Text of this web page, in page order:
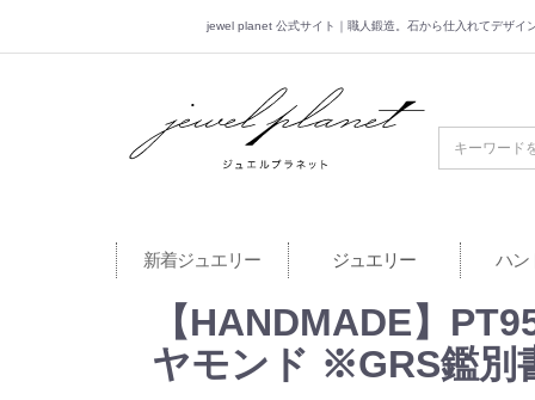
jewel planet 公式サイト｜職人鍛造。石から仕入れてデザイ
jewel planet 公式
新着ジュエリー ジュエリー ハン
【HANDMADE】
ヤモンド ※GRS鑑別